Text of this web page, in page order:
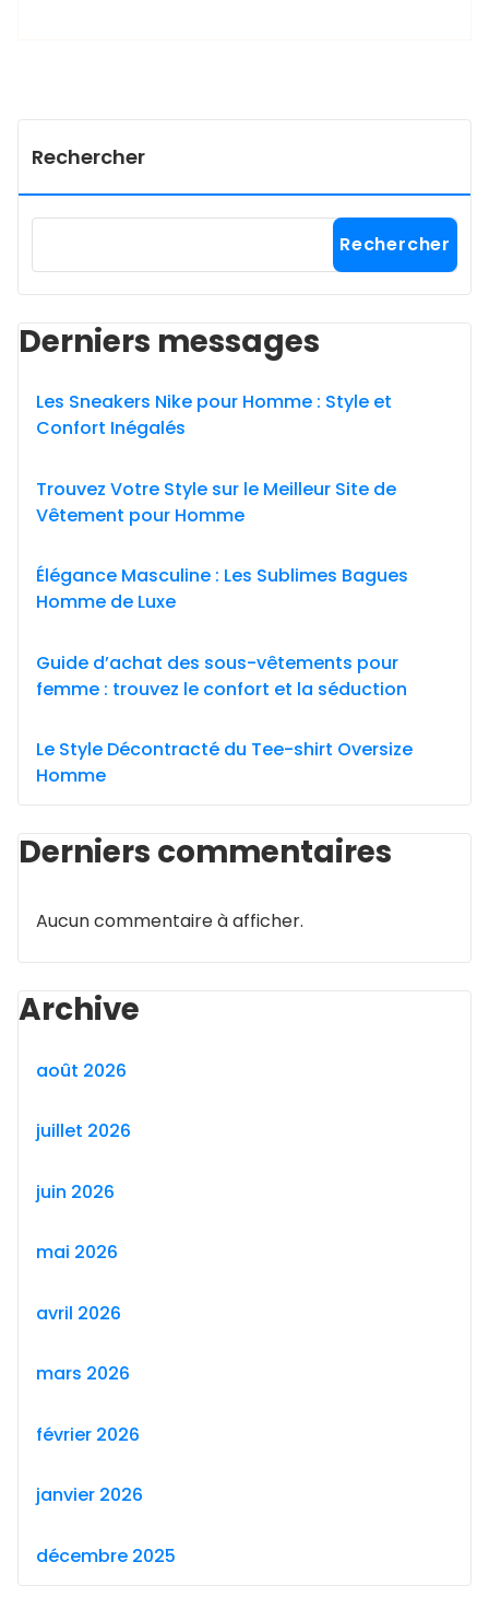
Rechercher
Rechercher
Derniers messages
Les Sneakers Nike pour Homme : Style et
Confort Inégalés
Trouvez Votre Style sur le Meilleur Site de
Vêtement pour Homme
Élégance Masculine : Les Sublimes Bagues
Homme de Luxe
Guide d’achat des sous-vêtements pour
femme : trouvez le confort et la séduction
Le Style Décontracté du Tee-shirt Oversize
Homme
Derniers commentaires
Aucun commentaire à afficher.
Archive
août 2026
juillet 2026
juin 2026
mai 2026
avril 2026
mars 2026
février 2026
janvier 2026
décembre 2025